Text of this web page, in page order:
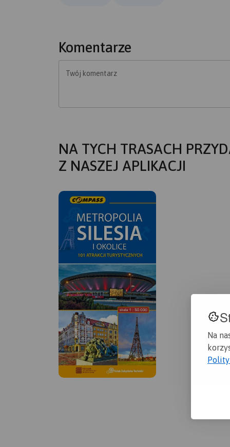
Na
Komentarze
Twój komentarz
NA TYCH TRASACH
Z NASZEJ APLIKACJI